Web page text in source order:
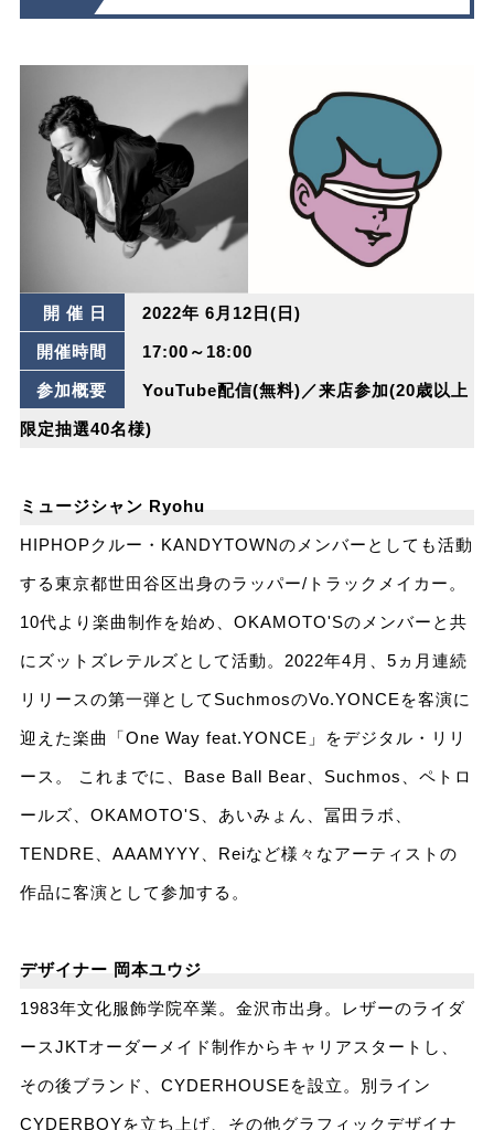
開 催 日 2022年 6月12日(日)
開催時間 17:00～18:00
参加概要 YouTube配信(無料)／来店参加(20歳以上
限定抽選40名様)
ミュージシャン Ryohu
HIPHOPクルー・KANDYTOWNのメンバーとしても活動
する東京都世田谷区出身のラッパー/トラックメイカー。
10代より楽曲制作を始め、OKAMOTO'Sのメンバーと共
にズットズレテルズとして活動。 2022年4月、5ヵ月連続
リリースの第一弾としてSuchmosのVo.YONCEを客演に
迎えた楽曲「One Way feat.YONCE」をデジタル・リリ
ース。 これまでに、Base Ball Bear、Suchmos、ペトロ
ールズ、OKAMOTO'S、あいみょん、冨田ラボ、
TENDRE、AAAMYYY、Reiなど様々なアーティストの
作品に客演として参加する。
デザイナー 岡本ユウジ
1983年文化服飾学院卒業。金沢市出身。レザーのライダ
ースJKTオーダーメイド制作からキャリアスタートし、
その後ブランド、CYDERHOUSEを設立。別ライン
CYDERBOYを立ち上げ、その他グラフィックデザイナ